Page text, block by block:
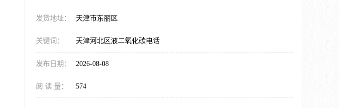
发货地址： 天津市东丽区
关键词： 天津河北区液二氧化碳电话
发布日期： 2026-08-08
阅 读 量： 574